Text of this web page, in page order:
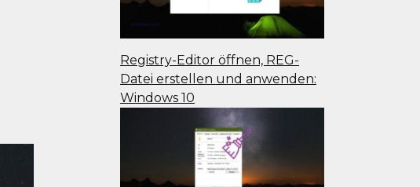
Registry-Editor öffnen, REG-
Datei erstellen und anwenden:
Windows 10